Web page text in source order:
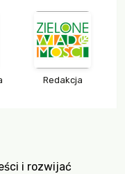
Redakcja
i rozwijać